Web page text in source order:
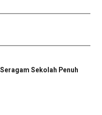
Sekolah Penuh